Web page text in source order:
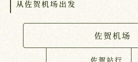
从佐贺机场出发